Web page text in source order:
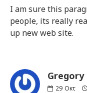
I am sure this
people, its really
up new web site.
29 Οκτ